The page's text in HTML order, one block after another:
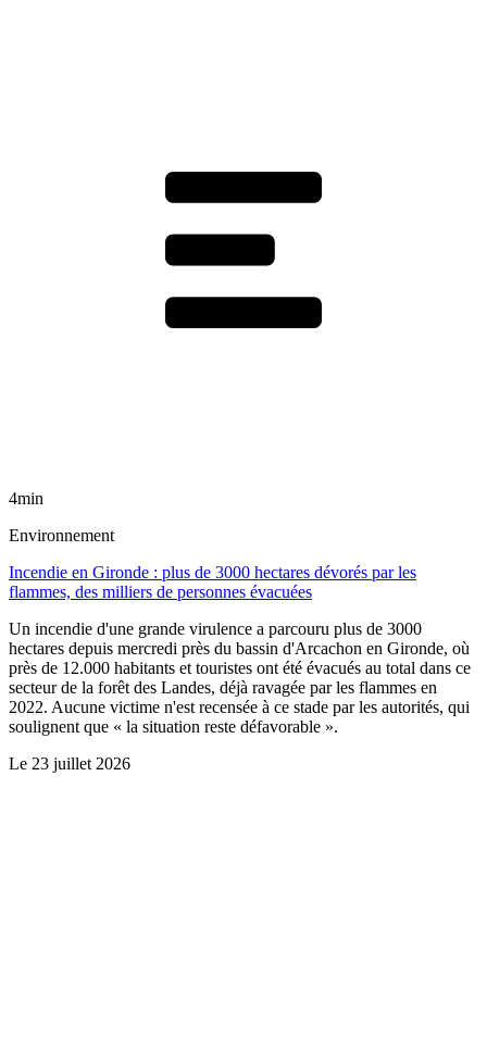
4min
Environnement
Incendie en Gironde : plus de 3000 hectares dévorés par les
flammes, des milliers de personnes évacuées
Un incendie d'une grande virulence a parcouru plus de 3000
hectares depuis mercredi près du bassin d'Arcachon en Gironde, où
près de 12.000 habitants et touristes ont été évacués au total dans ce
secteur de la forêt des Landes, déjà ravagée par les flammes en
2022. Aucune victime n'est recensée à ce stade par les autorités, qui
soulignent que « la situation reste défavorable ».
Le 23 juillet 2026